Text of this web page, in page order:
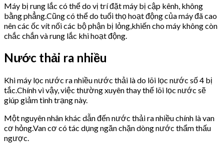
Máy bị rung lắc có thể do vị trí đặt máy bị cập kênh, không
bằng phẳng.Cũng có thể do tuổi thọ hoạt động của máy đã cao
nên các ốc vít nối các bộ phận bị lỏng,khiến cho máy không còn
chắc chắn và rung lắc khi hoạt động.
Nước thải ra nhiều
Khi máy lọc nước ra nhiều nước thải là do lõi lọc nước số 4 bị
tắc.Chính vì vậy, việc thường xuyên thay thế lõi lọc nước sẽ
giúp giảm tình trạng này.
Một nguyên nhân khác dẫn đến nước thải ra nhiều chính là van
cơ hỏng.Van cơ có tác dụng ngăn chặn dòng nước thẩm thấu
ngược.